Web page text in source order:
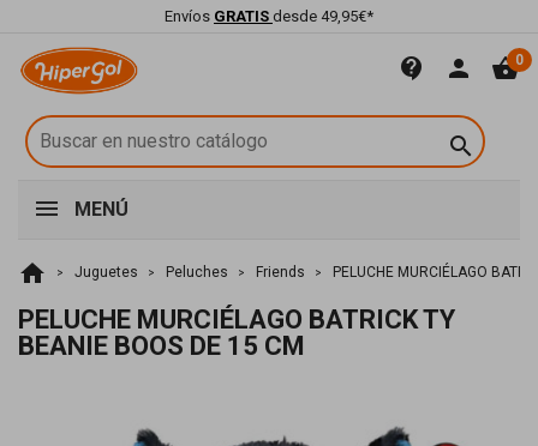
Envíos GRATIS desde 49,95€*
contact_support person shopping_basket0

MENÚ
home Juguetes Peluches Friends PELUCHE MURCIÉLAGO
PELUCHE MURCIÉLAGO BATRICK TY
BEANIE BOOS DE 15 CM